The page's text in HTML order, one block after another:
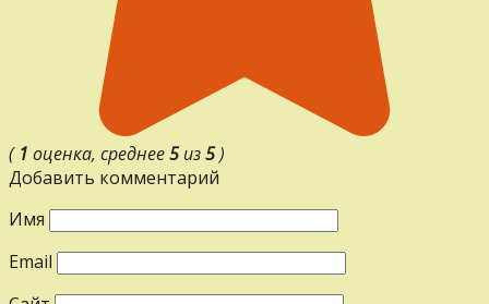
( 1 оценка, среднее5из5)
Добавить комментарий
Имя
Email